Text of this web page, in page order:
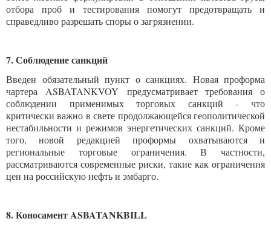
отбора проб и тестирования помогут предотвращать и
справедливо разрешать споры о загрязнении.
7. Соблюдение санкций
Введен обязательный пункт о санкциях. Новая проформа
чартера ASBATANKVOY предусматривает требования о
соблюдении применимых торговых санкций - что
критически важно в свете продолжающейся геополитической
нестабильности и режимов энергетических санкций. Кроме
того, новой редакцией проформы охватываются и
региональные торговые ограничения. В частности,
рассматриваются современные риски, такие как ограничения
цен на российскую нефть и эмбарго.
8. КоносаментASBATANKBILL